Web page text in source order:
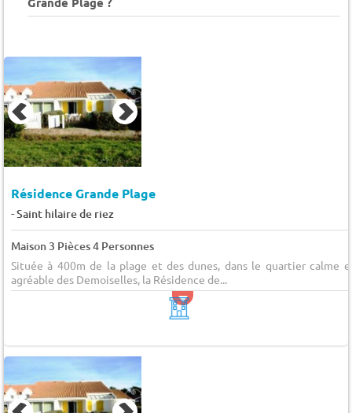
Résidence Grande Plage
-Saint hilaire de riez
Maison 3 Pièces 4 Personnes
Située à 400m de la plage et des dunes, dans le quartier calme
agréable des Demoiselles, la Résidence de...